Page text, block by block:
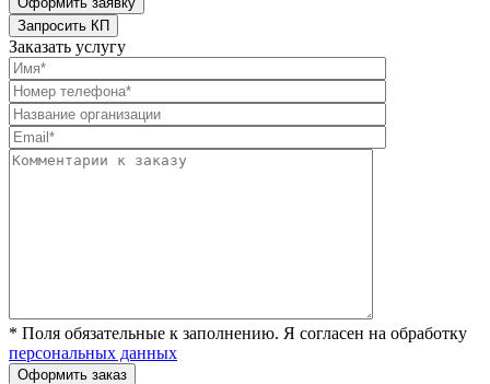
Заказать услугу
* Поля обязательные к заполнению. Я согласен на обработку
персональных данных